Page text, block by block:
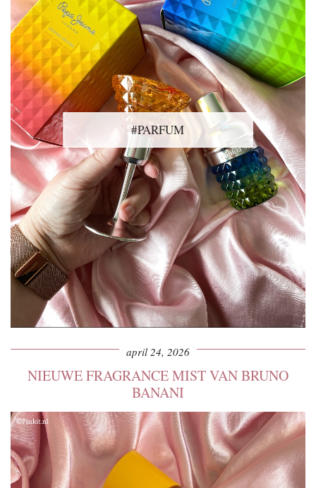
#PARFUM
april 24, 2026
NIEUWE FRAGRANCE MIST VAN BRUNO
BANANI